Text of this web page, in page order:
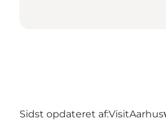
Sidst opdateret af:VisitAarhus